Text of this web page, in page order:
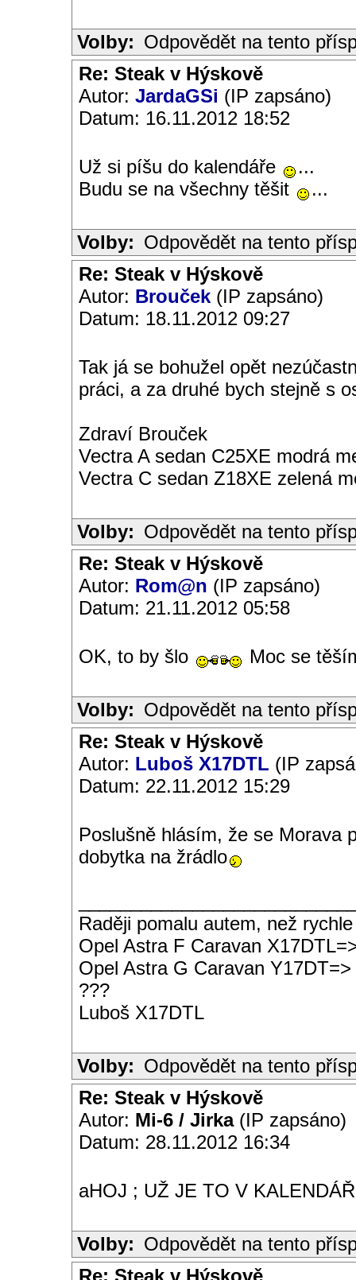
Volby: Odpovědět na tento
Re: Steak v Hýskově
Autor: JardaGSi (IP zapsáno)
Datum: 16.11.2012 18:52
Už si píšu do kalendáře
...
Budu se na všechny těšit
...
Volby: Odpovědět na tento
Re: Steak v Hýskově
Autor: Brouček (IP zapsáno)
Datum: 18.11.2012 09:27
Tak já se bohužel opět
práci, a za druhé bych stejně s
Zdraví Brouček
Vectra A sedan C25XE modrá
Vectra C sedan Z18XE zelená
Volby: Odpovědět na tento
Re: Steak v Hýskově
Autor: Rom@n (IP zapsáno)
Datum: 21.11.2012 05:58
OK, to by šlo Moc se
Volby: Odpovědět na tento
Re: Steak v Hýskově
Autor: Luboš X17DTL (IP
Datum: 22.11.2012 15:29
Poslušně hlásím, že se Morava
dobytka na žrádlo
Raději pomalu autem, než
Opel Astra F Caravan
Opel Astra G Caravan Y17DT=>
???
Luboš X17DTL
Volby: Odpovědět na tento
Re: Steak v Hýskově
Autor: Mi-6 / Jirka(IP zapsáno)
Datum: 28.11.2012 16:34
aHOJ ; UŽ JE TO V
Volby: Odpovědět na tento
Re: Steak v Hýskově